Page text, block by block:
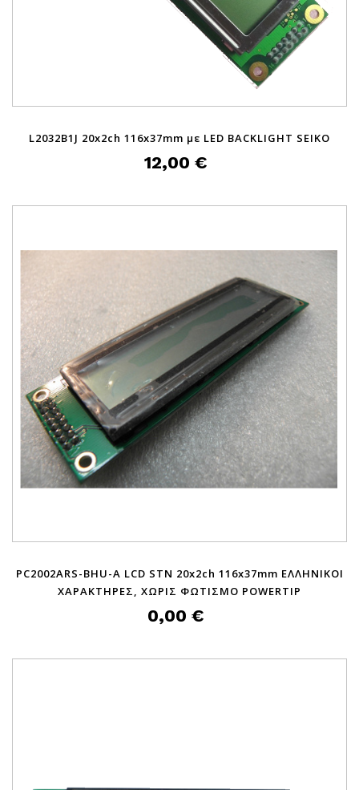
L2032B1J 20x2ch 116x37mm με LED BACKLIGHT SEIKO
12,00 €
PC2002ARS-BHU-A LCD STN 20x2ch 116x37mm ΕΛΛΗΝΙΚΟΙ
ΧΑΡΑΚΤΗΡΕΣ, ΧΩΡΙΣ ΦΩΤΙΣΜΟ POWERTIP
0,00 €